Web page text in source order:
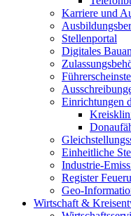
Karriere und
Stellenportal
Digitales
Einrichtungen
Einheitliche
Industrie-
Register
Geo-
Wirtschaft &